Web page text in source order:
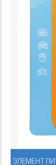
ЭЛЕМЕНТ